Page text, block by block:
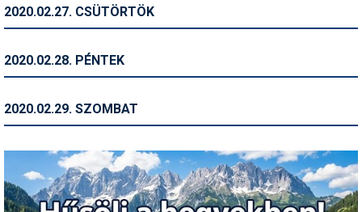
Utazási tippek
2020.02.27. CSÜTÖRTÖK
2020.02.28. PÉNTEK
2020.02.29. SZOMBAT